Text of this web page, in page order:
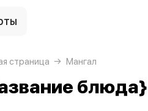
страница Мангал
блюда}